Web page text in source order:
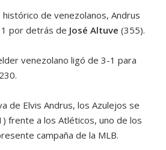
de venezolanos, Andrus
por detrás de José Altuve (355).
venezolano ligó de 3-1 para
de Elvis Andrus, los Azulejos se
frente a los Atléticos, uno de los
campaña de la MLB.